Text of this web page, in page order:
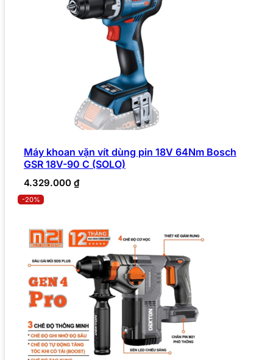
Máy khoan vặn vít dùng pin 18V 64Nm Bosch
GSR 18V-90 C (SOLO)
4.329.000 ₫
-20%